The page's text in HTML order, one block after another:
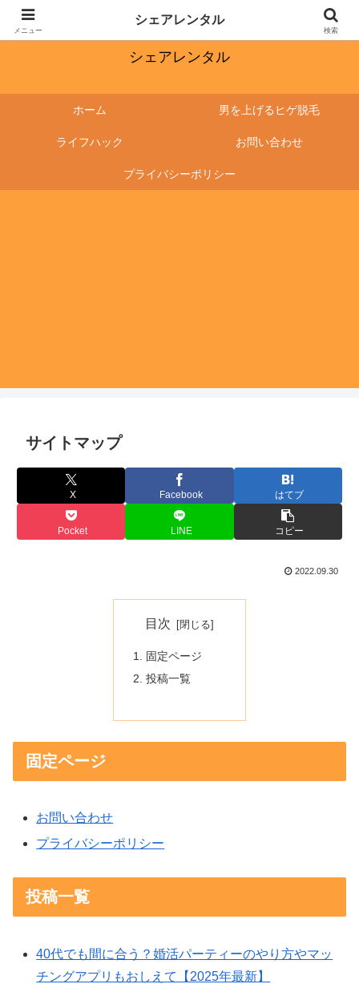
ワクワクする毎日にしたい
シェアレンタル
ホーム 男を上げるヒゲ脱毛
ライフハック お問い合わせ
プライバシーポリシー
サイトマップ
X Facebook はてブ
Pocket LINE コピー
2022.09.30
目次
固定ページ
投稿一覧
固定ページ
お問い合わせ
プライバシーポリシー
投稿一覧
40代でも間に合う？婚活パーティーのやり方やマッ
チングアプリもおしえて【2025年最新】
メニュー
シェアレンタル
検索